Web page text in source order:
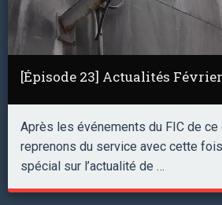
[Épisode 23] Actualités Février
Après les événements du FIC de ce
reprenons du service avec cette
spécial sur l’actualité de …